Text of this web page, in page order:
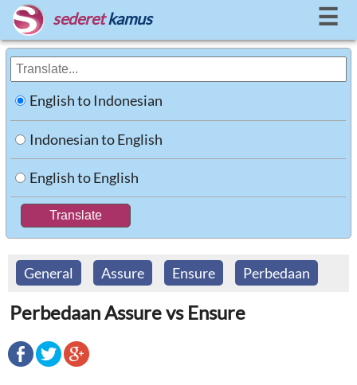
sederet kamus ☰
English to Indonesian
Indonesian to English
English to English
General Assure Ensure Perbedaan
Perbedaan Assure vs Ensure